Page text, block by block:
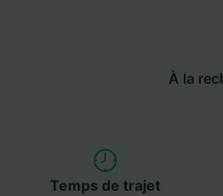
À la
Temps de trajet